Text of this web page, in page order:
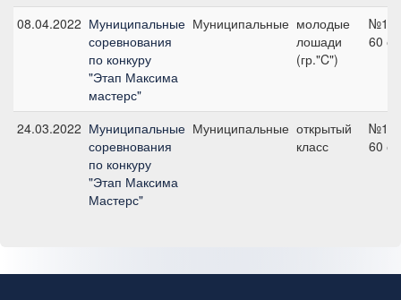
08.04.2022 Муниципальные
соревнования
по конкуру
"Этап Максима
мастерс"
Муниципальные молодые
лошади
(гр."C")
№1,
60 см
24.03.2022 Муниципальные
соревнования
по конкуру
"Этап Максима
Мастерс"
Муниципальные открытый
класс
№1,
60 см